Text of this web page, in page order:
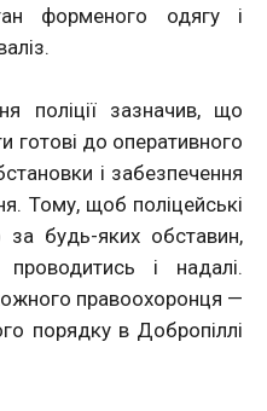
форменого одягу і
поліції зазначив, що
готові до оперативного
і забезпечення
Тому, щоб поліцейські
за будь-яких обставин,
і надалі.
правоохоронця —
порядку в Добропіллі